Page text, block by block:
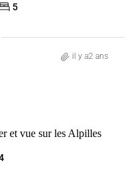
5
il y a2 ans
et vue sur les Alpilles